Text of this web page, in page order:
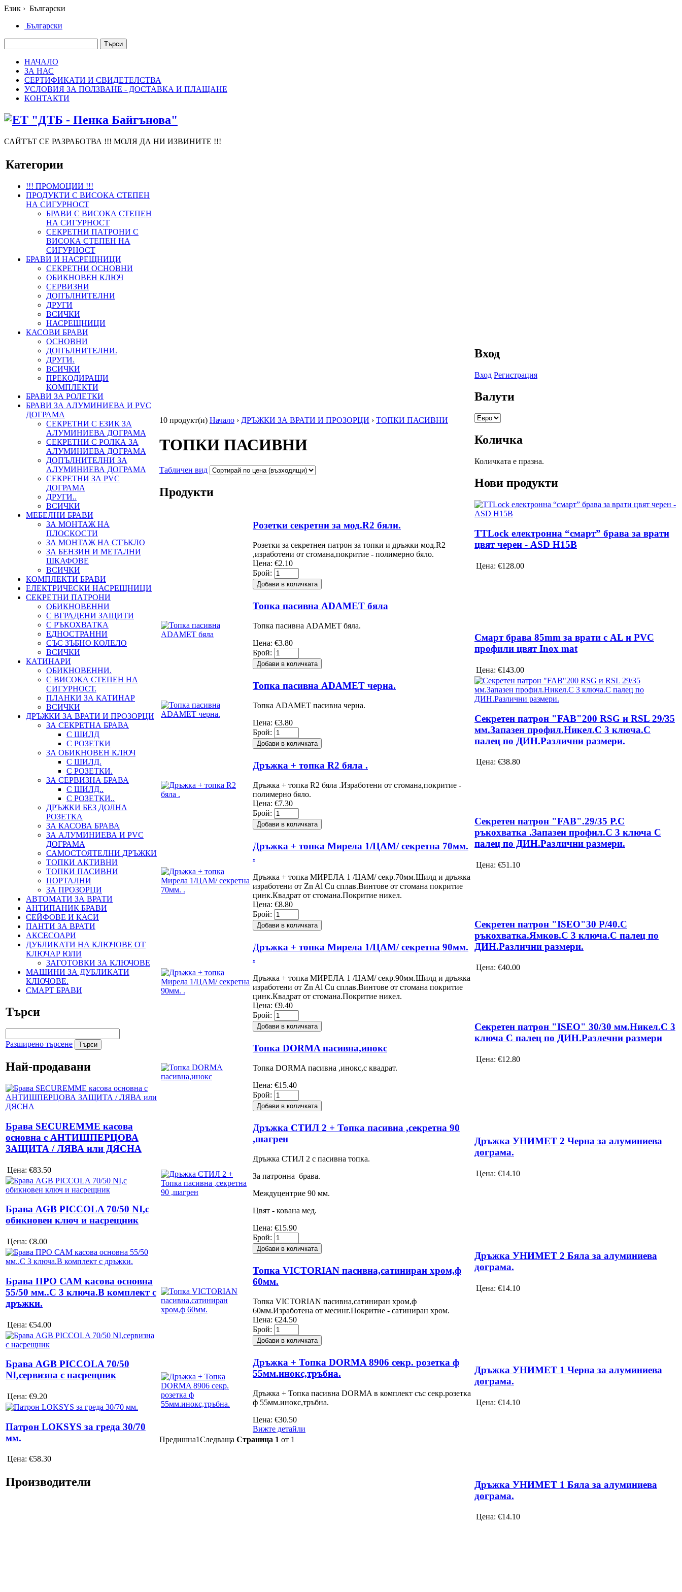
Език › Български
Български
НАЧАЛО
ЗА НАС
СЕРТИФИКАТИ И СВИДЕТЕЛСТВА
УСЛОВИЯ ЗА ПОЛЗВАНЕ - ДОСТАВКА И ПЛАЩАНЕ
КОНТАКТИ
САЙТЪТ СЕ РАЗРАБОТВА !!! МОЛЯ ДА НИ ИЗВИНИТЕ !!!
Категории
!!! ПРОМОЦИИ !!!
ПРОДУКТИ С ВИСОКА СТЕПЕН
НА СИГУРНОСТ
БРАВИ С ВИСОКА СТЕПЕН
НА СИГУРНОСТ
СЕКРЕТНИ ПАТРОНИ С
ВИСОКА СТЕПЕН НА
СИГУРНОСТ
БРАВИ И НАСРЕЩНИЦИ
СЕКРЕТНИ ОСНОВНИ
ОБИКНОВЕН КЛЮЧ
СЕРВИЗНИ
ДОПЪЛНИТЕЛНИ
ДРУГИ
ВСИЧКИ
НАСРЕЩНИЦИ
КАСОВИ БРАВИ
ОСНОВНИ
ДОПЪЛНИТЕЛНИ.
ДРУГИ.
ВСИЧКИ
ПРЕКОДИРАЩИ
КОМПЛЕКТИ
БРАВИ ЗА РОЛЕТКИ
БРАВИ ЗА АЛУМИНИЕВА И PVC
ДОГРАМА
СЕКРЕТНИ С ЕЗИК ЗА
АЛУМИНИЕВА ДОГРАМА
СЕКРЕТНИ С РОЛКА ЗА
АЛУМИНИЕВА ДОГРАМА
ДОПЪЛНИТЕЛНИ ЗА
АЛУМИНИЕВА ДОГРАМА
СЕКРЕТНИ ЗА PVC
ДОГРАМА
ДРУГИ..
ВСИЧКИ
МЕБЕЛНИ БРАВИ
ЗА МОНТАЖ НА
ПЛОСКОСТИ
ЗА МОНТАЖ НА СТЪКЛО
ЗА БЕНЗИН И МЕТАЛНИ
ШКАФОВЕ
ВСИЧКИ
КОМПЛЕКТИ БРАВИ
ЕЛЕКТРИЧЕСКИ НАСРЕЩНИЦИ
СЕКРЕТНИ ПАТРОНИ
ОБИКНОВЕННИ
С ВГРАДЕНИ ЗАЩИТИ
С РЪКОХВАТКА
ЕДНОСТРАННИ
СЪС ЗЪБНО КОЛЕЛО
ВСИЧКИ
КАТИНАРИ
ОБИКНОВЕННИ.
С ВИСОКА СТЕПЕН НА
СИГУРНОСТ.
ПЛАНКИ ЗА КАТИНАР
ВСИЧКИ
ДРЪЖКИ ЗА ВРАТИ И ПРОЗОРЦИ
ЗА СЕКРЕТНА БРАВА
С ШИЛД
С РОЗЕТКИ
ЗА ОБИКНОВЕН КЛЮЧ
С ШИЛД.
С РОЗЕТКИ.
ЗА СЕРВИЗНА БРАВА
С ШИЛД..
С РОЗЕТКИ..
ДРЪЖКИ БЕЗ ДОЛНА
РОЗЕТКА
ЗА КАСОВА БРАВА
ЗА АЛУМИНИЕВА И PVC
ДОГРАМА
САМОСТОЯТЕЛНИ ДРЪЖКИ
ТОПКИ АКТИВНИ
ТОПКИ ПАСИВНИ
ПОРТАЛНИ
ЗА ПРОЗОРЦИ
АВТОМАТИ ЗА ВРАТИ
АНТИПАНИК БРАВИ
СЕЙФОВЕ И КАСИ
ПАНТИ ЗА ВРАТИ
АКСЕСОАРИ
ДУБЛИКАТИ НА КЛЮЧОВЕ ОТ
КЛЮЧАР ЮЛИ
ЗАГОТОВКИ ЗА КЛЮЧОВЕ
МАШИНИ ЗА ДУБЛИКАТИ
КЛЮЧОВЕ.
СМАРТ БРАВИ
Търси
Разширено търсене
Най-продавани
Брава SECUREMME касова
основна с АНТИШПЕРЦОВА
ЗАЩИТА / ЛЯВА или ДЯСНА
Цена: €83.50
Брава AGB PICCOLA 70/50 NI,с
обикновен ключ и насрещник
Цена: €8.00
Брава ПРО САМ касова основна
55/50 мм..С 3 ключа.В комплект с
дръжки.
Цена: €54.00
Брава AGB PICCOLA 70/50
NI,сервизна с насрещник
Цена: €9.20
Патрон LOKSYS за греда 30/70
мм.
Цена: €58.30
Производители
10 продукт(и) Начало › ДРЪЖКИ ЗА ВРАТИ И ПРОЗОРЦИ › ТОПКИ ПАСИВНИ
ТОПКИ ПАСИВНИ
Табличен вид
Продукти
Розетки секретни за мод.R2 бяли.
Розетки за секретнен патрон за топки и дръжки мод.R2
,изработени от стомана,покритие - полимерно бяло.
Цена: €2.10
Брой:
Топка пасивна ADAMET бяла
Топка пасивна ADAMET бяла.
Цена: €3.80
Брой:
Топка пасивна ADAMET черна.
Топка ADAMET пасивна черна.
Цена: €3.80
Брой:
Дръжка + топка R2 бяла .
Дръжка + топка R2 бяла .Изработени от стомана,покритие -
полимерно бяло.
Цена: €7.30
Брой:
Дръжка + топка Мирела 1/ЦАМ/ секретна 70мм.
.
Дръжка + топка МИРЕЛА 1 /ЦАМ/ секр.70мм.Шилд и дръжка
изработени от Zn Al Cu сплав.Винтове от стомана покритие
цинк.Квадрат от стомана.Покритие никел.
Цена: €8.80
Брой:
Дръжка + топка Мирела 1/ЦАМ/ секретна 90мм.
.
Дръжка + топка МИРЕЛА 1 /ЦАМ/ секр.90мм.Шилд и дръжка
изработени от Zn Al Cu сплав.Винтове от стомана покритие
цинк.Квадрат от стомана.Покритие никел.
Цена: €9.40
Брой:
Топка DORMA пасивна,инокс
Топка DORMA пасивна ,инокс,с квадрат.
Цена: €15.40
Брой:
Дръжка СТИЛ 2 + Топка пасивна ,секретна 90
,шагрен
Дръжка СТИЛ 2 с пасивна топка.
За патронна брава.
Междуцентрие 90 мм.
Цвят - кована мед.
Цена: €15.90
Брой:
Топка VICTORIAN пасивна,сатиниран хром,ф
60мм.
Топка VICTORIAN пасивна,сатиниран хром,ф
60мм.Изработена от месинг.Покритие - сатиниран хром.
Цена: €24.50
Брой:
Дръжка + Топка DORMA 8906 секр. розетка ф
55мм.инокс,тръбна.
Дръжка + Топка пасивна DORMA в комплект със секр.розетка
ф 55мм.инокс,тръбна.
Цена: €30.50
Вижте детайли
Предишна1Следваща Страница 1 от 1
Вход
Вход Регистрация
Валути
Количка
Количката е празна.
Нови продукти
TTLock електронна “смарт” брава за врати
цвят черен - ASD H15B
Цена: €128.00
Смарт брава 85mm за врати с AL и PVC
профили цвят Inox mat
Цена: €143.00
Секретен патрон "FAB"200 RSG и RSL 29/35
мм.Запазен профил.Никел.С 3 ключа.С
палец по ДИН.Различни размери.
Цена: €38.80
Секретен патрон "FAB".29/35 Р.С
ръкохватка .Запазен профил.С 3 ключа С
палец по ДИН.Различни размери.
Цена: €51.10
Секретен патрон "ISEO"30 Р/40.С
ръкохватка.Ямков.С 3 ключа.С палец по
ДИН.Различни размери.
Цена: €40.00
Секретен патрон "ISEO" 30/30 мм.Никел.С 3
ключа С палец по ДИН.Разлечни размери
Цена: €12.80
Дръжка УНИМЕТ 2 Черна за алуминиева
дограма.
Цена: €14.10
Дръжка УНИМЕТ 2 Бяла за алуминиева
дограма.
Цена: €14.10
Дръжка УНИМЕТ 1 Черна за алуминиева
дограма.
Цена: €14.10
Дръжка УНИМЕТ 1 Бяла за алуминиева
дограма.
Цена: €14.10